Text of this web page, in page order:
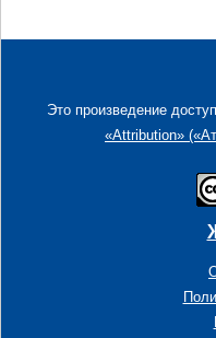
Это произведение
«Attribution»